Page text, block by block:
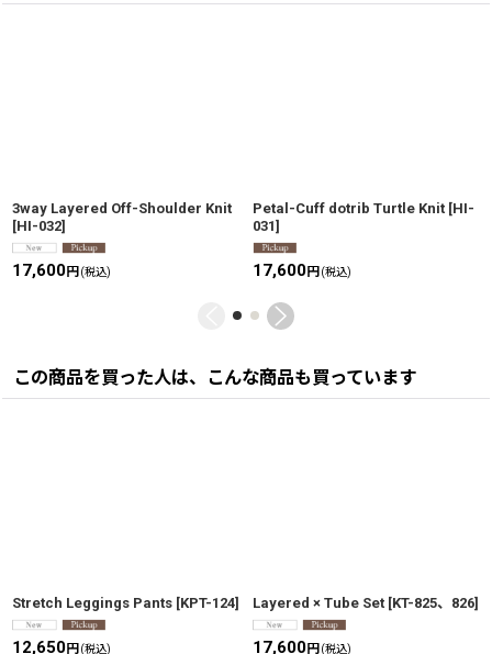
3way Layered Off-Shoulder Knit
[HI-032]
17,600円 (税込)
Petal-Cuff dotrib Turtle Knit [HI-
031]
17,600円 (税込)
この商品を買った人は、こんな商品も買っています
Stretch Leggings Pants [KPT-124]
12,650円 (税込)
Layered × Tube Set [KT-825、826]
17,600円 (税込)